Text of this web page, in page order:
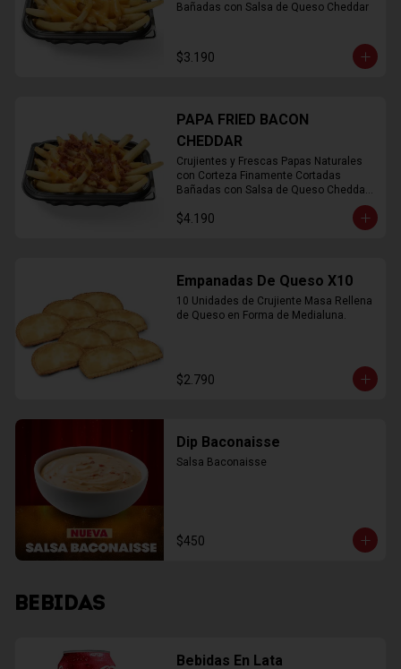
Bañadas con Salsa de Queso Cheddar
$3.190
PAPA FRIED BACON
CHEDDAR
Crujientes y Frescas Papas Naturales
con Corteza Finamente Cortadas
Bañadas con Salsa de Queso Cheddar
$4.190
Empanadas De Queso X10
10 Unidades de Crujiente Masa Rellena
de Queso en Forma de Medialuna.
$2.790
Dip Baconaisse
Salsa Baconaisse
$450
BEBIDAS
Bebidas En Lata